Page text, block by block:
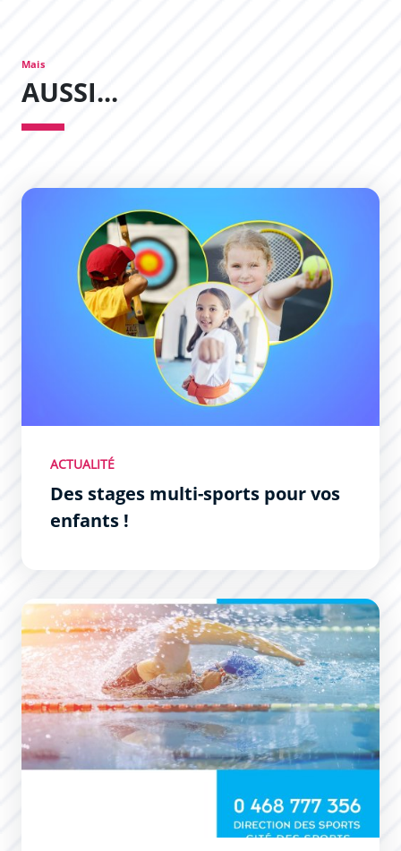
Mais
AUSSI...
Des stages multi-sports pour vos enfants !
ACTUALITÉ
Des stages multi-sports pour vos
enfants !
Natation Séniors